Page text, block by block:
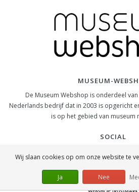
MUSEUM-
De Museum Webshop is onderdeel
Nederlands bedrijf dat in 2003 is opgericht
is op het gebied van museum
SOCIAL
Wij slaan cookies op om onze website te
Ja Nee